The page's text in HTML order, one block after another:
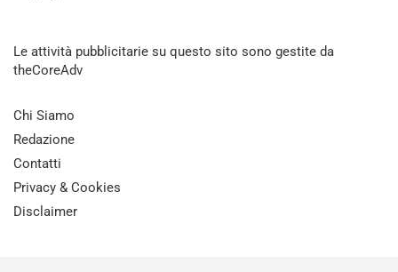
Le attività pubblicitarie su questo sito sono gestite da
theCoreAdv
Chi Siamo
Redazione
Contatti
Privacy & Cookies
Disclaimer